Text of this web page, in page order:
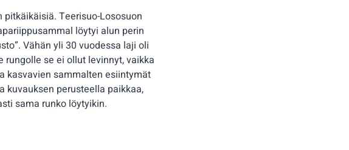
Teerisuo-Lososuon
löytyi alun perin
Vähän yli 30 vuodessa laji oli
se ei ollut levinnyt, vaikka
kasvavien sammalten esiintymät
kuvauksen perusteella paikkaa,
sama runko löytyikin.